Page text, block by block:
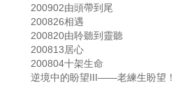
200902由頭帶到尾
200826相遇
200820由聆聽到靈聽
200813居心
200804十架生命
逆境中的盼望III——老練生盼望！